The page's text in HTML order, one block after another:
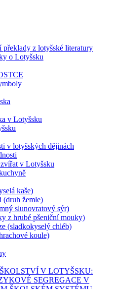
překlady z lotyšské literatury
o Lotyšsku
v Lotyšsku
v lotyšských dějinách
v Lotyšsku
kaše)
(druh žemle)
slunovratový sýr)
z hrubé pšeniční mouky)
(sladkokyselý chléb)
koule)
V LOTYŠSKU:
SEGREGACE V